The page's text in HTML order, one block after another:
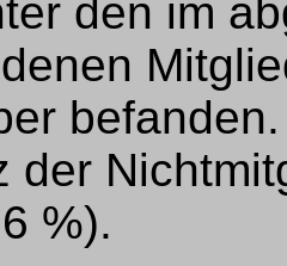
den im
der
%).